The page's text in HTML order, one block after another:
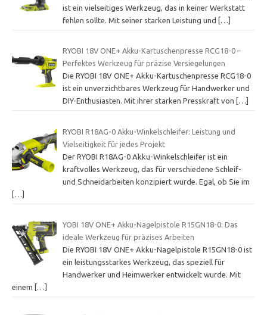
ist ein vielseitiges Werkzeug, das in keiner Werkstatt
fehlen sollte. Mit seiner starken Leistung und
[…]
RYOBI 18V ONE+ Akku-Kartuschenpresse RCG18-0 –
Perfektes Werkzeug für präzise Versiegelungen
Die RYOBI 18V ONE+ Akku-Kartuschenpresse RCG18-0
ist ein unverzichtbares Werkzeug für Handwerker und
DIY-Enthusiasten. Mit ihrer starken Presskraft von
[…]
RYOBI R18AG-0 Akku-Winkelschleifer: Leistung und
Vielseitigkeit für jedes Projekt
Der RYOBI R18AG-0 Akku-Winkelschleifer ist ein
kraftvolles Werkzeug, das für verschiedene Schleif-
und Schneidarbeiten konzipiert wurde. Egal, ob Sie im
[…]
YOBI 18V ONE+ Akku-Nagelpistole R15GN18-0: Das
ideale Werkzeug für präzises Arbeiten
Die RYOBI 18V ONE+ Akku-Nagelpistole R15GN18-0 ist
ein leistungsstarkes Werkzeug, das speziell für
Handwerker und Heimwerker entwickelt wurde. Mit
einem
[…]